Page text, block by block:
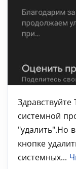
системной
"удалить".Но
кнопке
системных...